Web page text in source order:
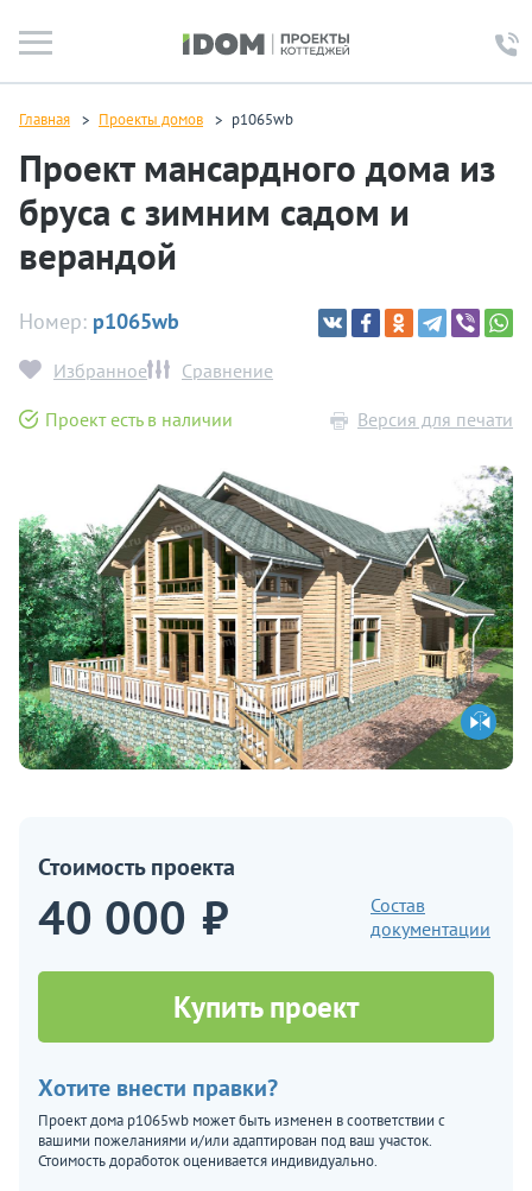
Главная Проекты домов p1065wb
Проект мансардного дома из
бруса с зимним садом и
верандой
Номер: p1065wb
Избранное Сравнение
Проект есть в наличии Версия для печати
Стоимость проекта
40 000 ₽
Состав
документации
Купить проект
Хотите внести правки?
Проект дома p1065wb может быть изменен в соответствии с
вашими пожеланиями и/или адаптирован под ваш участок.
Стоимость доработок оценивается индивидуально.